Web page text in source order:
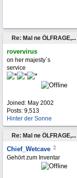
Re: Mal ne ÖLFRAGE,...
rovervirus
on her majesty´s
service
Joined: May 2002
Posts: 9,513
Hinter der Sonne
Re: Mal ne ÖLFRAGE,...
Chief_Wetcave
Gehört zum Inventar